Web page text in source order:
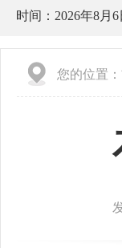
时间： 2026年8月
您的位置：